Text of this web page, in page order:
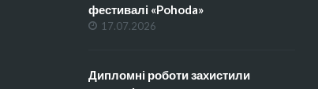
фестивалі «Pohoda»
17.07.2026
Дипломні роботи захистили